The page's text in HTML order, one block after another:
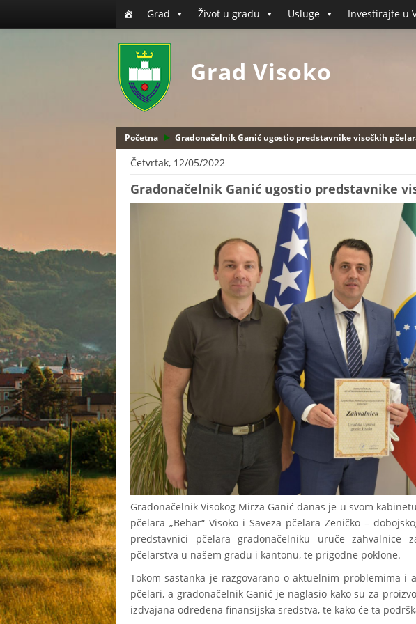
Grad Život u gradu Usluge Investirajte u
Grad Visoko
Početna Gradonačelnik Ganić ugostio predstavnike visočkih
Četvrtak, 12/05/2022
Gradonačelnik Ganić ugostio predstavnike
Gradonačelnik Visokog Mirza Ganić danas je u svom
pčelara „Behar“ Visoko i Saveza pčelara Zeničko –
predstavnici pčelara gradonačelniku uruče
pčelarstva u našem gradu i kantonu, te prigodne poklone.
Tokom sastanka je razgovarano o aktuelnim problemima i
pčelari, a gradonačelnik Ganić je naglasio kako su za
izdvajana određena finansijska sredstva, te kako će ta